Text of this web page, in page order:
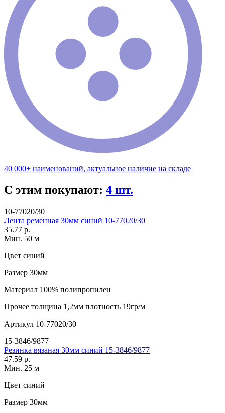
40 000+ наименований, актуальное наличие на складе
С этим покупают: 4 шт.
10-77020/30
Лента ременная 30мм синий 10-77020/30
35.77 р.
Мин. 50 м
Цвет синий
Размер 30мм
Материал 100% полипропилен
Прочее толщина 1,2мм плотность 19гр/м
Артикул 10-77020/30
15-3846/9877
Резинка вязаная 30мм синий 15-3846/9877
47.59 р.
Мин. 25 м
Цвет синий
Размер 30мм